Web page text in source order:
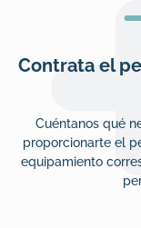
Contrata el
Cuéntanos qué
proporcionarte el
equipamiento